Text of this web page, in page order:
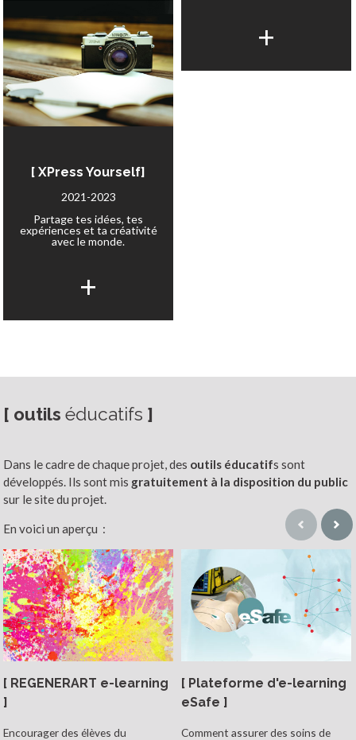
+
[ XPress Yourself]
2021-2023
Partage tes idées, tes
expériences et ta créativité
avec le monde.
+
[ outilséducatifs ]
Dans le cadre de chaque projet, des outils éducatifs sont
développés. Ils sont mis gratuitement à la disposition du public
sur le site du projet.
En voici un aperçu :
[ REGENERART e-learning
]
Encourager des élèves du
[ Plateforme d'e-learning
eSafe ]
Comment assurer des soins de